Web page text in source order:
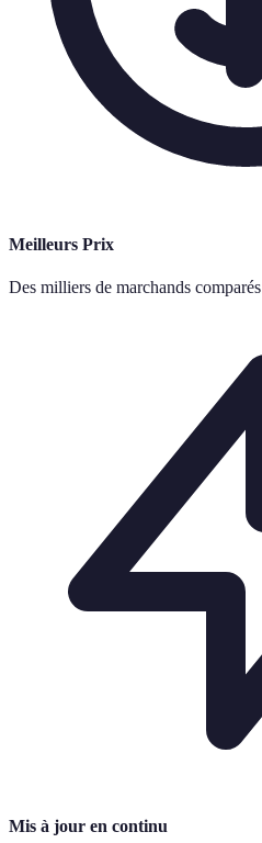
Meilleurs Prix
Des milliers de marchands comparés
Mis à jour en continu